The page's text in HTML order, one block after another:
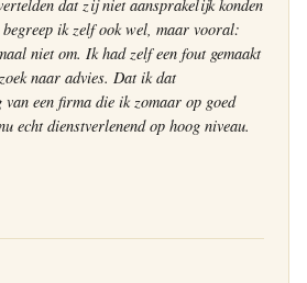
dat zij niet aansprakelijk konden
ik zelf ook wel, maar vooral:
niet om. Ik had zelf een fout gemaakt
naar advies. Dat ik dat
een firma die ik zomaar op goed
echt dienstverlenend op hoog niveau.